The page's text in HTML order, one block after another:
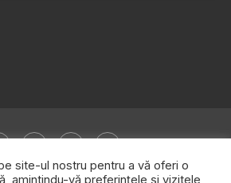
site-ul nostru pentru a vă oferi o
amintindu-vă preferințele și vizitele